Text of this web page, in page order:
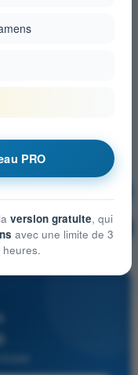
S'entraîner !
PRO
version gratuite, qui
avec une limite de 3